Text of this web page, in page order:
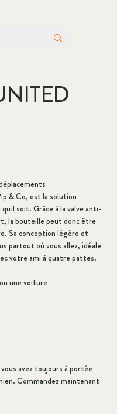
& Co, est la solution
soit. Grâce à la valve anti-
la bouteille peut donc être
Sa conception légère et
partout où vous allez, idéale
votre ami à quatre pattes.
une voiture
avez toujours à portée
Commandez maintenant